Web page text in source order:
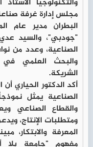
والتكنولوجيا
مجلس إدارة غرفة
البطران مدير عام
"جودبي"، والسيد
الصناعية، وعدد من
والبحث العلمي في
الشريكة.
أكد الدكتور الحياري
الصناعية يمثل
والقطاع الصناعي
ومتطلبات الإنتاج،
المعرفة والابتكار،
مفهوم "جامعة بلا